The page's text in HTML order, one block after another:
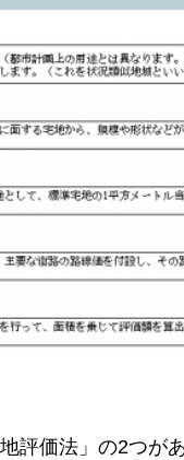
評価法」の2つが